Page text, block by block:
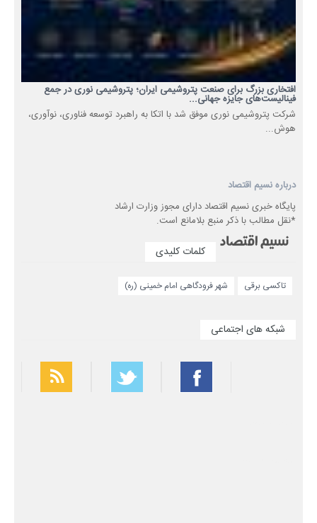
افتخاری بزرگ برای صنعت پتروشیمی ایران؛ پتروشیمی نوری در جمع
فینالیست‌های جایزه جهانی...
شرکت پتروشیمی نوری موفق شد با اتکا به راهبرد توسعه فناوری، نوآوری،
هوش...
درباره نسیم اقتصاد
پایگاه خبری نسیم اقتصاد دارای مجوز وزارت ارشاد
*نقل مطالب با ذکر منبع بلامانع است.
کلمات کلیدی
تاکسی برقی شهر فرودگاهی امام خمینی (ره)
شبکه های اجتماعی